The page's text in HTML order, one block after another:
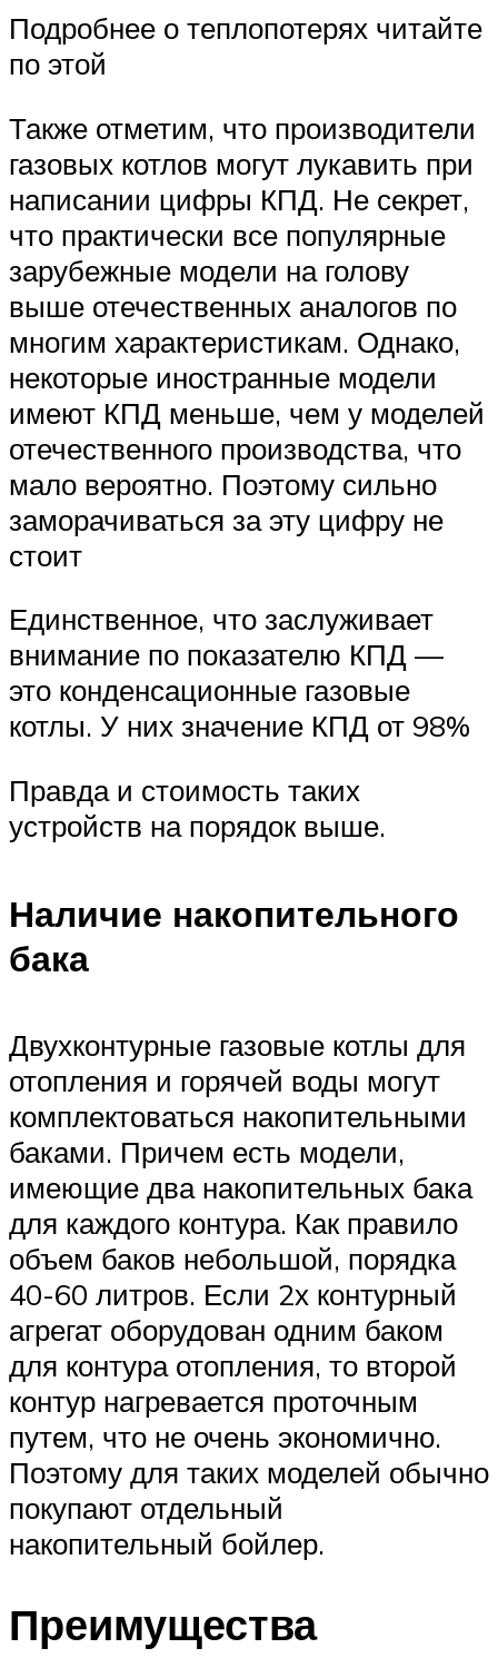
Подробнее о теплопотерях читайте
по этой
Также отметим, что производители
газовых котлов могут лукавить при
написании цифры КПД. Не секрет,
что практически все популярные
зарубежные модели на голову
выше отечественных аналогов по
многим характеристикам. Однако,
некоторые иностранные модели
имеют КПД меньше, чем у моделей
отечественного производства, что
мало вероятно. Поэтому сильно
заморачиваться за эту цифру не
стоит
Единственное, что заслуживает
внимание по показателю КПД —
это конденсационные газовые
котлы. У них значение КПД от 98%
Правда и стоимость таких
устройств на порядок выше.
Наличие накопительного
бака
Двухконтурные газовые котлы для
отопления и горячей воды могут
комплектоваться накопительными
баками. Причем есть модели,
имеющие два накопительных бака
для каждого контура. Как правило
объем баков небольшой, порядка
40-60 литров. Если 2х контурный
агрегат оборудован одним баком
для контура отопления, то второй
контур нагревается проточным
путем, что не очень экономично.
Поэтому для таких моделей обычно
покупают отдельный
накопительный бойлер.
Преимущества